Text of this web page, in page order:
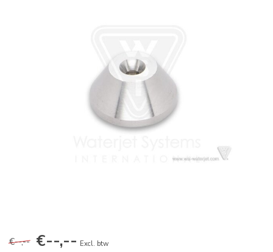
€--,-- €--,-- Excl. btw